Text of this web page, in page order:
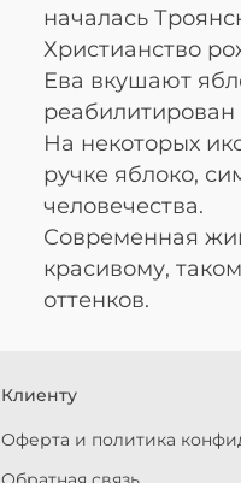
началась
Христианство
Ева вкушают
На некоторых
ручке яблоко,
человечества.
Современная
красивому,
оттенков.
Клиенту
Оферта и политика